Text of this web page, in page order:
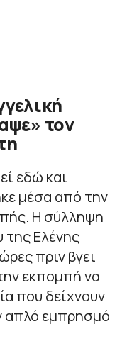
τον
εδώ και
μέσα από την
Η σύλληψη
της Ελένης
πριν βγει
εκπομπή να
που δείχνουν
απλό εμπρησμό